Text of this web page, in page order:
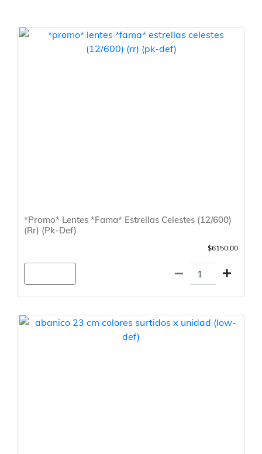
*Promo* Lentes *Fama* Estrellas Celestes (12/600)
(Rr) (Pk-Def)
$6150.00